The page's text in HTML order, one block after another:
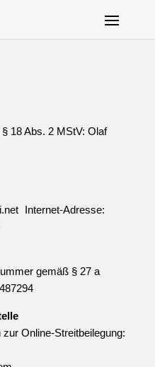
18 Abs. 2 MStV: Olaf
Internet-Adresse:
gemäß § 27 a
Online-Streitbeilegung: